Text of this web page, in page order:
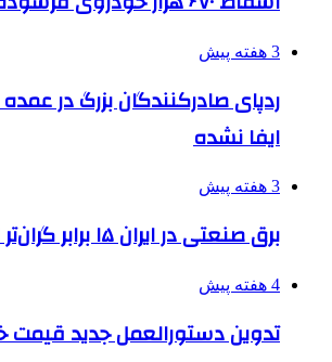
3 هفته پیش
ردپای صادرکنندگان بزرگ در
ایفا نشده
3 هفته پیش
برق صنعتی در ایران ۱۵ برابر گران‌تر از خانگی است
4 هفته پیش
تدوین دستورالعمل جدید قیمت